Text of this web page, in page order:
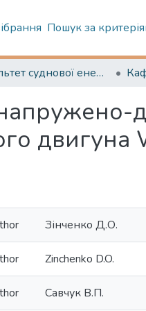
Пошук за
Факультет суднової енергетики
двигуна
Зінченко Д.О.
Zinchenko D.O.
Савчук В.П.